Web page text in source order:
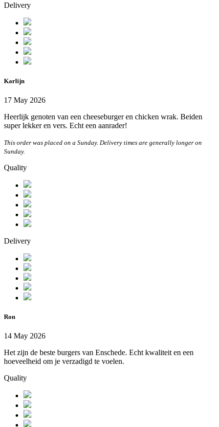
Delivery
Karlijn
17 May 2026
Heerlijk genoten van een cheeseburger en chicken wrak. Beiden
super lekker en vers. Echt een aanrader!
This order was placed on a Sunday. Delivery times are generally longer on
Sunday.
Quality
Delivery
Ron
14 May 2026
Het zijn de beste burgers van Enschede. Echt kwaliteit en een
hoeveelheid om je verzadigd te voelen.
Quality